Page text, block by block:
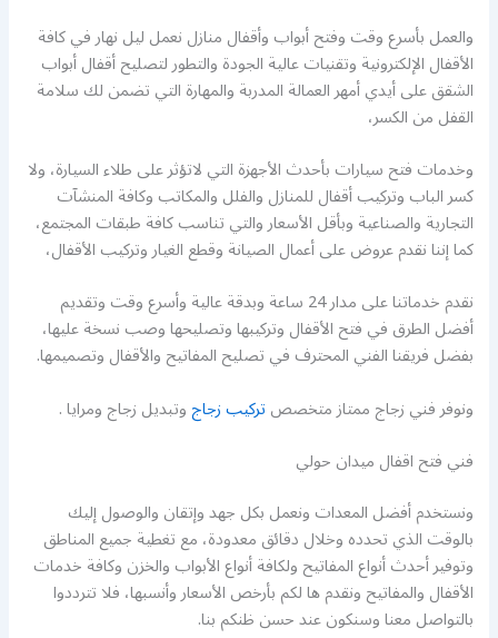
والعمل بأسرع وقت وفتح أبواب وأقفال منازل نعمل ليل نهار في كافة
الأقفال الإلكترونية وتقنيات عالية الجودة والتطور لتصليح أقفال أبواب
الشقق على أيدي أمهر العمالة المدربة والمهارة التي تضمن لك سلامة
القفل من الكسر،
وخدمات فتح سيارات بأحدث الأجهزة التي لاتؤثر على طلاء السيارة، ولا
كسر الباب وتركيب أقفال للمنازل والفلل والمكاتب وكافة المنشآت
التجارية والصناعية وبأقل الأسعار والتي تناسب كافة طبقات المجتمع،
كما إننا نقدم عروض على أعمال الصيانة وقطع الغيار وتركيب الأقفال،
نقدم خدماتنا على مدار 24 ساعة وبدقة عالية وأسرع وقت وتقديم
أفضل الطرق في فتح الأقفال وتركيبها وتصليحها وصب نسخة عليها،
بفضل فريقنا الفني المحترف في تصليح المفاتيح والأقفال وتصميمها.
ونوفر فني زجاج ممتاز متخصصتركيب زجاجوتبديل زجاج ومرايا .
فني فتح اقفال ميدان حولي
ونستخدم أفضل المعدات ونعمل بكل جهد وإتقان والوصول إليك
بالوقت الذي تحدده وخلال دقائق معدودة، مع تغطية جميع المناطق
وتوفير أحدث أنواع المفاتيح ولكافة أنواع الأبواب والخزن وكافة خدمات
الأقفال والمفاتيح ونقدم ها لكم بأرخص الأسعار وأنسبها، فلا تترددوا
بالتواصل معنا وسنكون عند حسن ظنكم بنا.